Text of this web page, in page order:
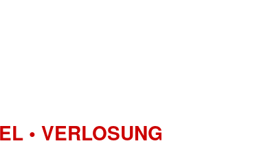
• VERLOSUNG